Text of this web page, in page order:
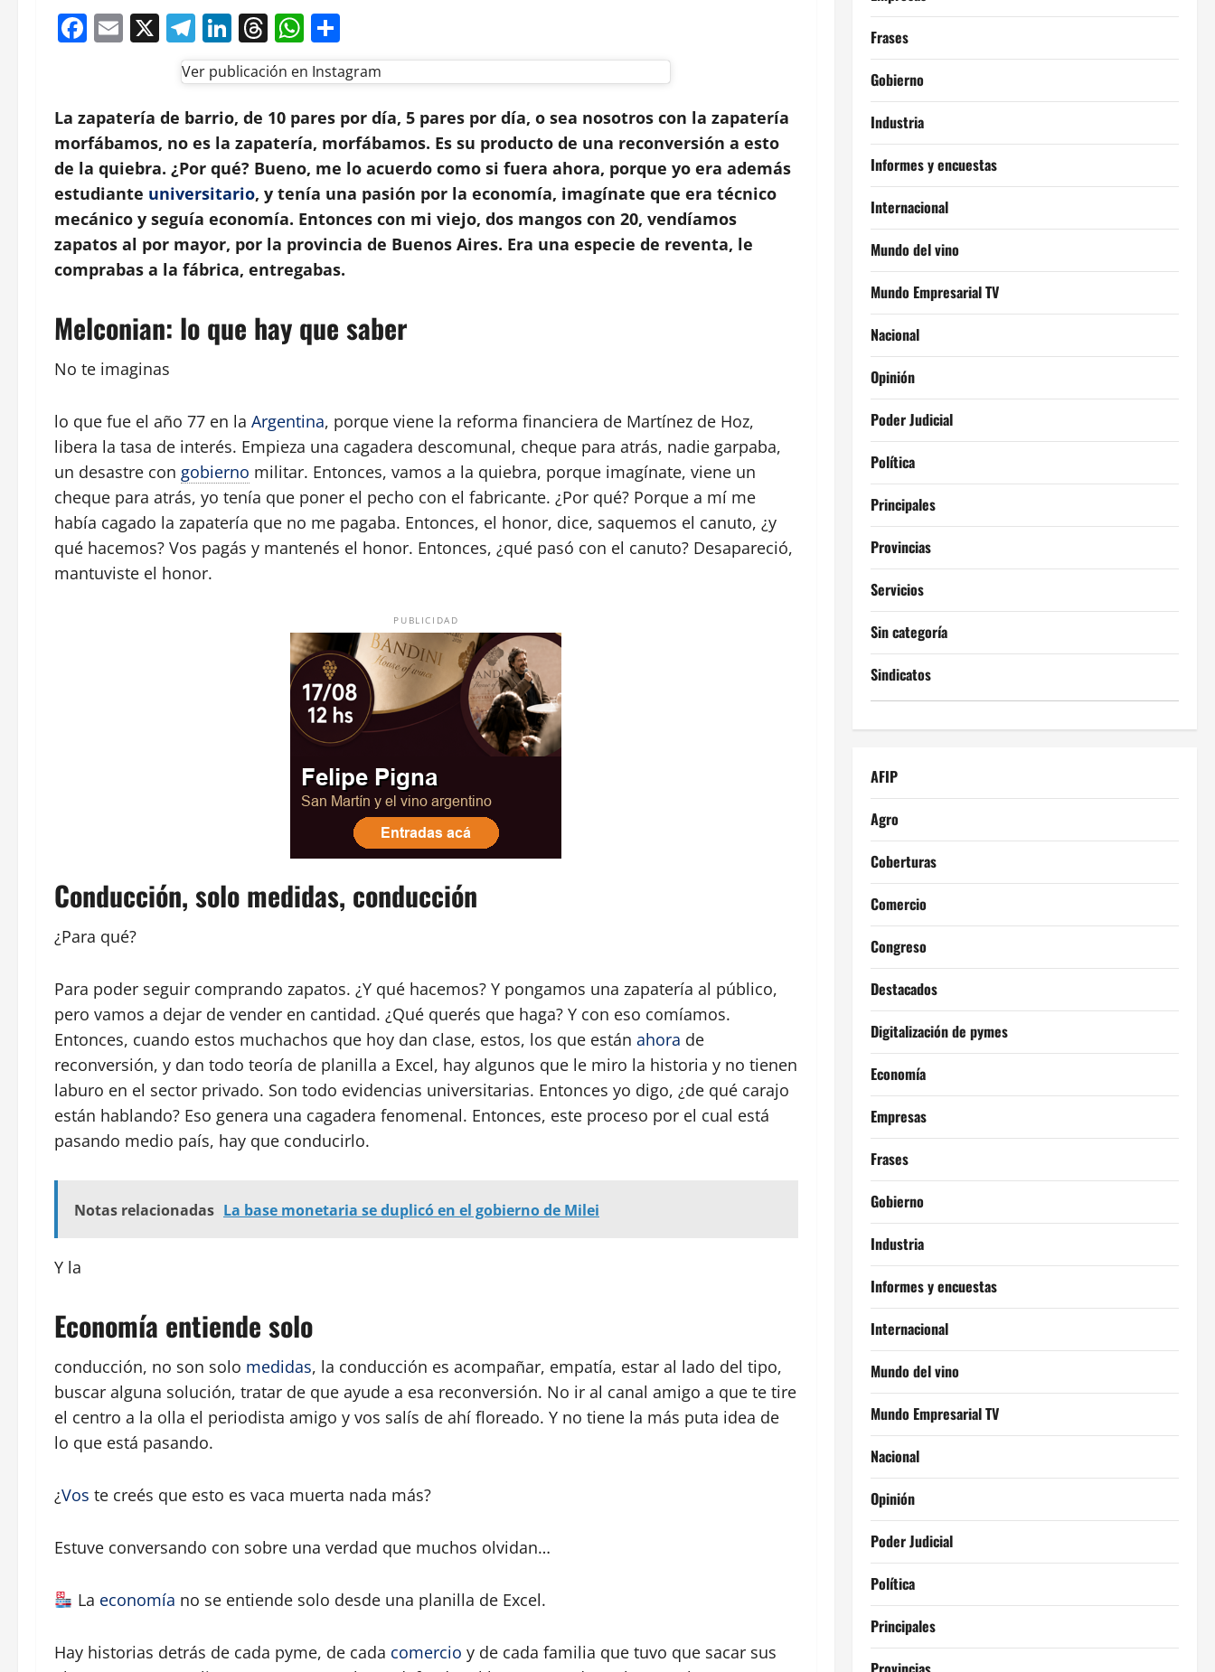
Facebook
Email
X Telegram
LinkedIn
Threads
WhatsApp
Ver publicación en Instagram
La zapatería de barrio, de 10 pares por día, 5 pares por día, o sea nosotros con la zapatería
morfábamos, no es la zapatería, morfábamos. Es su producto de una reconversión a esto
de la quiebra. ¿Por qué? Bueno, me lo acuerdo como si fuera ahora, porque yo era además
estudiante universitario, y tenía una pasión por la economía, imagínate que era técnico
mecánico y seguía economía. Entonces con mi viejo, dos mangos con 20, vendíamos
zapatos al por mayor, por la provincia de Buenos Aires. Era una especie de reventa, le
comprabas a la fábrica, entregabas.
Melconian: lo que hay que saber
No te imaginas
lo que fue el año 77 en la Argentina, porque viene la reforma financiera de Martínez de Hoz,
libera la tasa de interés. Empieza una cagadera descomunal, cheque para atrás, nadie garpaba,
un desastre con gobierno militar. Entonces, vamos a la quiebra, porque imagínate, viene un
cheque para atrás, yo tenía que poner el pecho con el fabricante. ¿Por qué? Porque a mí me
había cagado la zapatería que no me pagaba. Entonces, el honor, dice, saquemos el canuto, ¿y
qué hacemos? Vos pagás y mantenés el honor. Entonces, ¿qué pasó con el canuto? Desapareció,
mantuviste el honor.
PUBLICIDAD
Conducción, solo medidas, conducción
¿Para qué?
Para poder seguir comprando zapatos. ¿Y qué hacemos? Y pongamos una zapatería al público,
pero vamos a dejar de vender en cantidad. ¿Qué querés que haga? Y con eso comíamos.
Entonces, cuando estos muchachos que hoy dan clase, estos, los que están ahora de
reconversión, y dan todo teoría de planilla a Excel, hay algunos que le miro la historia y no tienen
laburo en el sector privado. Son todo evidencias universitarias. Entonces yo digo, ¿de qué carajo
están hablando? Eso genera una cagadera fenomenal. Entonces, este proceso por el cual está
pasando medio país, hay que conducirlo.
Notas relacionadas La base monetaria se duplicó en el gobierno de Milei
Y la
Economía entiende solo
conducción, no son solo medidas, la conducción es acompañar, empatía, estar al lado del tipo,
buscar alguna solución, tratar de que ayude a esa reconversión. No ir al canal amigo a que te tire
el centro a la olla el periodista amigo y vos salís de ahí floreado. Y no tiene la más puta idea de
lo que está pasando.
¿Vos te creés que esto es vaca muerta nada más?
Estuve conversando con sobre una verdad que muchos olvidan…
La economía no se entiende solo desde una planilla de Excel.
Hay historias detrás de cada pyme, de cada comercio y de cada familia que tuvo que sacar sus
Frases
Gobierno
Industria
Informes y encuestas
Internacional
Mundo del vino
Mundo Empresarial TV
Nacional
Opinión
Poder Judicial
Política
Principales
Provincias
Servicios
Sin categoría
Sindicatos
AFIP
Agro
Coberturas
Comercio
Congreso
Destacados
Digitalización de pymes
Economía
Empresas
Frases
Gobierno
Industria
Informes y encuestas
Internacional
Mundo del vino
Mundo Empresarial TV
Nacional
Opinión
Poder Judicial
Política
Principales